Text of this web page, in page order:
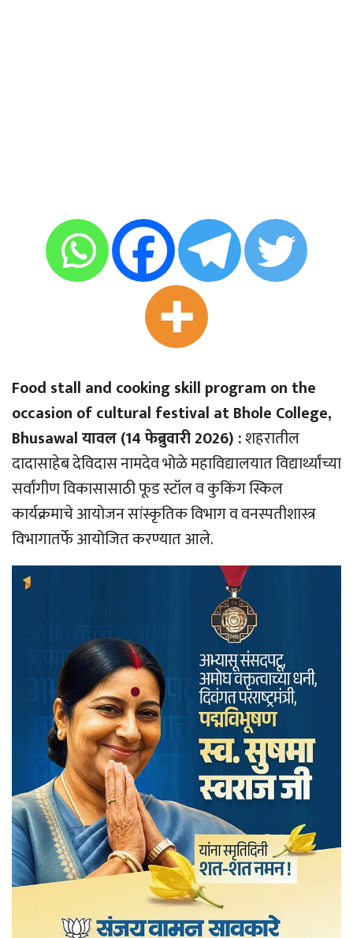
Food stall and cooking skill program on the
occasion of cultural festival at Bhole College,
Bhusawal यावल (14 फेब्रुवारी 2026) :शहरातील
दादासाहेब देविदास नामदेव भोळे महाविद्यालयात विद्यार्थ्यांच्या
सर्वांगीण विकासासाठी फूड स्टॉल व कुकिंग स्किल
कार्यक्रमाचे आयोजन सांस्कृतिक विभाग व वनस्पतीशास्त्र
विभागातर्फे आयोजित करण्यात आले.